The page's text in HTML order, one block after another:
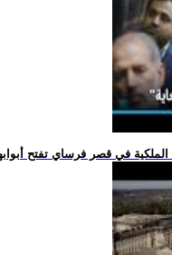
الملكية في قصر فرساي تفتح